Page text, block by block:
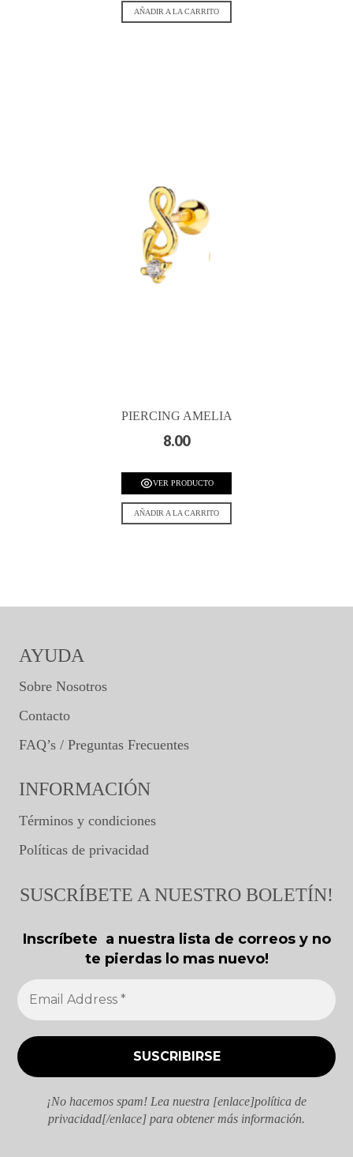
AÑADIR A LA CARRITO
PIERCING AMELIA
8.00
VER PRODUCTO
AÑADIR A LA CARRITO
AYUDA
Sobre Nosotros
Contacto
FAQ’s / Preguntas Frecuentes
INFORMACIÓN
Términos y condiciones
Políticas de privacidad
SUSCRÍBETE A NUESTRO BOLETÍN!
Inscríbete a nuestra lista de correos y no
te pierdas lo mas nuevo!
¡No hacemos spam! Lea nuestra [enlace]política de
privacidad[/enlace] para obtener más información.